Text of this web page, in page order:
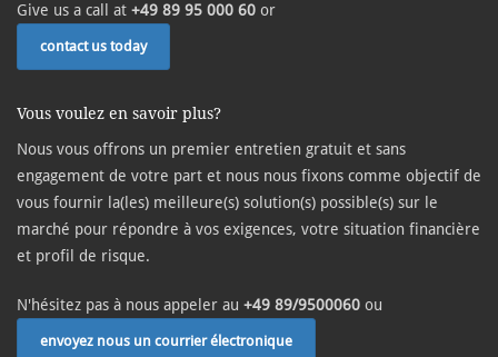
Give us a call at +49 89 95 000 60 or
contact us today
Vous voulez en savoir plus?
Nous vous offrons un premier entretien gratuit et sans
engagement de votre part et nous nous fixons comme objectif de
vous fournir la(les) meilleure(s) solution(s) possible(s) sur le
marché pour répondre à vos exigences, votre situation financière
et profil de risque.
N'hésitez pas à nous appeler au +49 89/9500060 ou
envoyez nous un courrier électronique